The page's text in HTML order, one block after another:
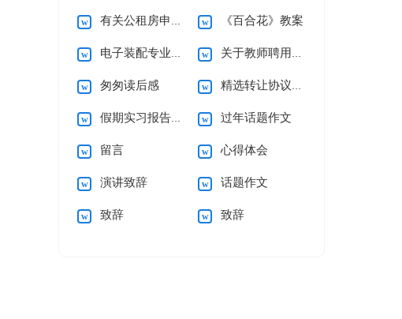
有关公租房申请书5篇 《百合花》教案
电子装配专业求职信4篇 关于教师聘用合同范本
匆匆读后感 精选转让协议书三篇
假期实习报告汇总九篇 过年话题作文
留言 心得体会
演讲致辞 话题作文
致辞 致辞